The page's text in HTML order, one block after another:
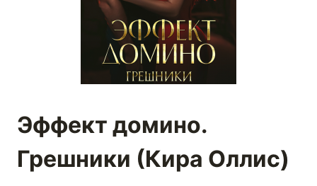
Эффект домино.
Грешники (Кира Оллис)